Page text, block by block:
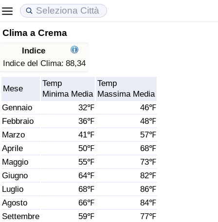
Clima a Crema
Indice
Indice del Clima: 88,34
Mese
Temp
Minima Media
Temp
Massima Media
Gennaio
32℉
46℉
Febbraio
36℉
48℉
Marzo
41℉
57℉
Aprile
50℉
68℉
Maggio
55℉
73℉
Giugno
64℉
82℉
Luglio
68℉
86℉
Agosto
66℉
84℉
Settembre
59℉
77℉
Costo della vita
Indice Del Costo Della Vita (corrente)
Indice Del Costo Della Vita
Indice del Costo della Vita per Nazione
ad Aqaba
Prezzi degli immobili
Indice del Prezzo delle Case (Corrente)
Indice del Prezzo delle Case
Indice del Prezzo delle Case per Nazione
Qualità della Vita
Indice della Qualità della Vita
Indice della Qualità della Vita (Corrente)
Indice della qualità della vita per Paese
Criminalità
Indice del Tasso di Criminalità (Corrente)
Indice della Criminalità
Indice di criminalità per paese